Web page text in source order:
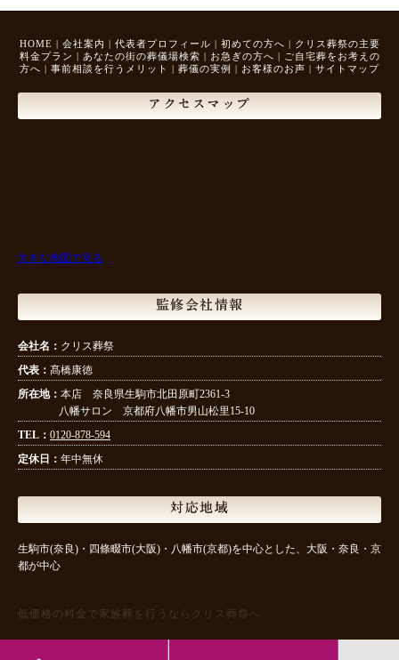
HOME | 会社案内 | 代表者プロフィール | 初めての方へ | クリス葬祭の主要
料金プラン | あなたの街の葬儀場検索 | お急ぎの方へ | ご自宅葬をお考えの
方へ | 事前相談を行うメリット | 葬儀の実例 | お客様のお声 | サイトマップ
アクセスマップ
大きな地図で見る
監修会社情報
会社名： クリス葬祭
代表： 髙橋康徳
所在地： 本店 奈良県生駒市北田原町2361-3
八幡サロン 京都府八幡市男山松里15-10
TEL： 0120-878-594
定休日： 年中無休
対応地域
生駒市(奈良)・四條畷市(大阪)・八幡市(京都)を中心とした、大阪・奈良・京
都が中心
低価格の料金で家族葬を行うならクリス葬祭へ